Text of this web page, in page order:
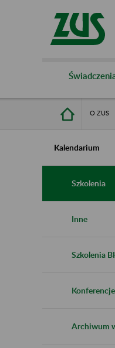
O ZUS
Kalendarium
Szkolenia
Inne
Szkolenia
Konferencje
Archiwum